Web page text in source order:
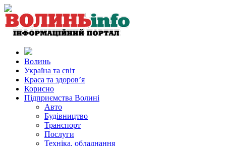
Волинь
Україна та світ
Краса та здоров’я
Корисно
Підприємства Волині
Авто
Будівництво
Транспорт
Послуги
Техніка, обладнання